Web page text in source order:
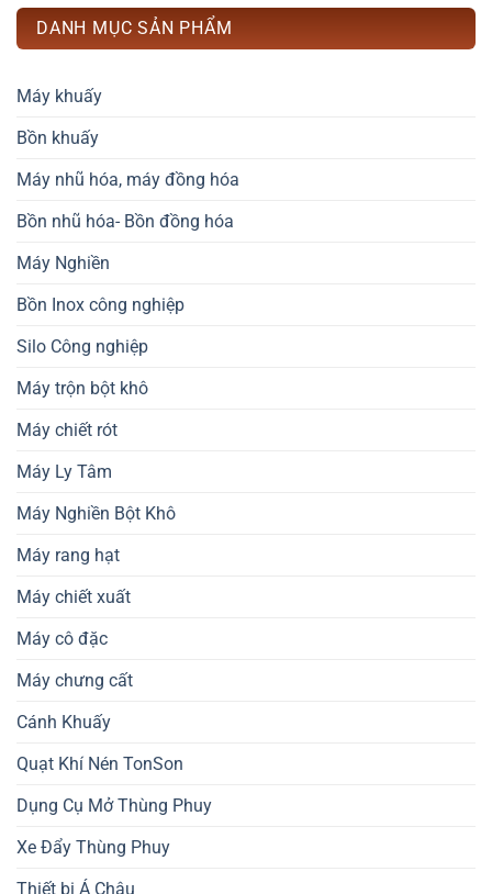
DANH MỤC SẢN PHẨM
Máy khuấy
Bồn khuấy
Máy nhũ hóa, máy đồng hóa
Bồn nhũ hóa- Bồn đồng hóa
Máy Nghiền
Bồn Inox công nghiệp
Silo Công nghiệp
Máy trộn bột khô
Máy chiết rót
Máy Ly Tâm
Máy Nghiền Bột Khô
Máy rang hạt
Máy chiết xuất
Máy cô đặc
Máy chưng cất
Cánh Khuấy
Quạt Khí Nén TonSon
Dụng Cụ Mở Thùng Phuy
Xe Đẩy Thùng Phuy
Thiết bị Á Châu